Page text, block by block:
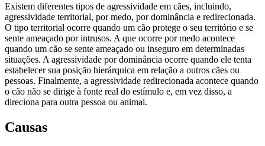
Existem diferentes tipos de agressividade em cães, incluindo,
agressividade territorial, por medo, por dominância e redirecionada.
O tipo territorial ocorre quando um cão protege o seu território e se
sente ameaçado por intrusos. A que ocorre por medo acontece
quando um cão se sente ameaçado ou inseguro em determinadas
situações. A agressividade por dominância ocorre quando ele tenta
estabelecer sua posição hierárquica em relação a outros cães ou
pessoas. Finalmente, a agressividade redirecionada acontece quando
o cão não se dirige à fonte real do estímulo e, em vez disso, a
direciona para outra pessoa ou animal.
Causas